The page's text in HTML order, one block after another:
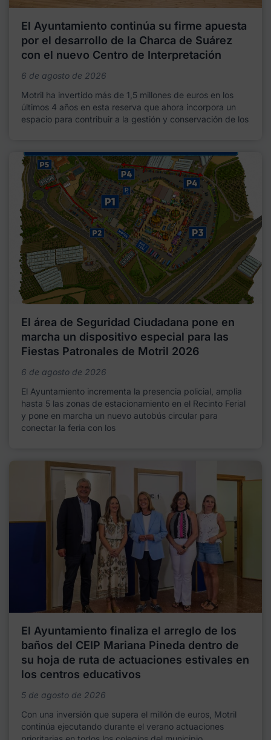
El Ayuntamiento continúa su firme apuesta
por el desarrollo de la Charca de Suárez
con el nuevo Centro de Interpretación
6 de agosto de 2026
Motril ha invertido más de 1,5 millones de euros en los
últimos 4 años en esta reserva que ahora incorpora un
espacio para contribuir a la gestión y conservación de los
El área de Seguridad Ciudadana pone en
marcha un dispositivo especial para las
Fiestas Patronales de Motril 2026
6 de agosto de 2026
El Ayuntamiento incrementa la presencia policial, amplía
hasta 5 las zonas de estacionamiento en el Recinto Ferial
y pone en marcha un nuevo autobús circular para
conectar la feria con los
El Ayuntamiento finaliza el arreglo de los
baños del CEIP Mariana Pineda dentro de
su hoja de ruta de actuaciones estivales en
los centros educativos
5 de agosto de 2026
Con una inversión que supera el millón de euros, Motril
continúa ejecutando durante el verano actuaciones